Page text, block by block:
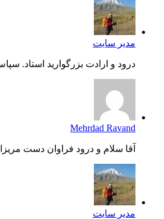
مدیر سایت
درود و ارادت بزرگوارید استاد.
Mehrdad Ravand
آقا سلام و درود فراوان دست
مدیر سایت